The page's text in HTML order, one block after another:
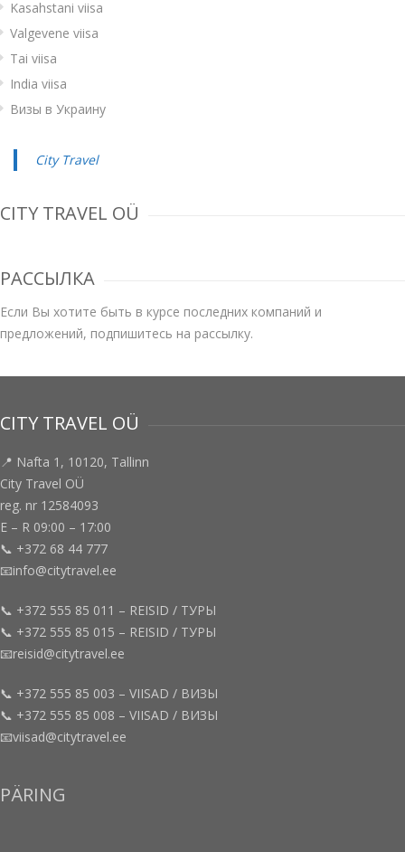
Kasahstani viisa
Valgevene viisa
Tai viisa
India viisa
Визы в Украину
City Travel
CITY TRAVEL OÜ
РАССЫЛКА
Если Вы хотите быть в курсе последних компаний и
предложений, подпишитесь на рассылку.
CITY TRAVEL OÜ
📍 Nafta 1, 10120, Tallinn
City Travel OÜ
reg. nr 12584093
E – R 09:00 – 17:00
📞 +372 68 44 777
📧info@citytravel.ee
📞 +372 555 85 011 – REISID / ТУРЫ
📞 +372 555 85 015 – REISID / ТУРЫ
📧reisid@citytravel.ee
📞 +372 555 85 003 – VIISAD / ВИЗЫ
📞 +372 555 85 008 – VIISAD / ВИЗЫ
📧viisad@citytravel.ee
PÄRING